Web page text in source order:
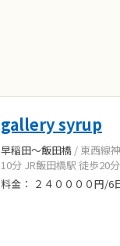
gallery syrup
早稲田～飯田橋 / 東西線
10分 JR飯田橋駅 徒歩20分
料金： ２４００００円/